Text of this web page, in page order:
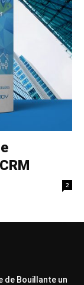
2
de Bouillante un